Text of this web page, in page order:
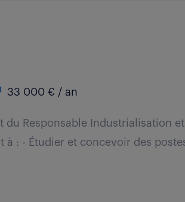
33 000 € / an
Responsable Industrialisation
: - Étudier et concevoir des